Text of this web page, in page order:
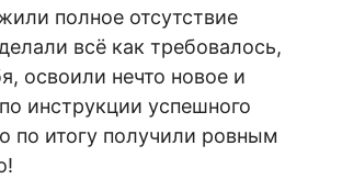
полное отсутствие
всё как требовалось,
освоили нечто новое и
инструкции успешного
по итогу получили ровным